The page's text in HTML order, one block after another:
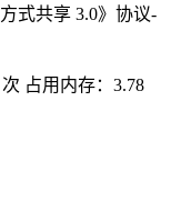
式共享 3.0》协议-
占用内存：3.78